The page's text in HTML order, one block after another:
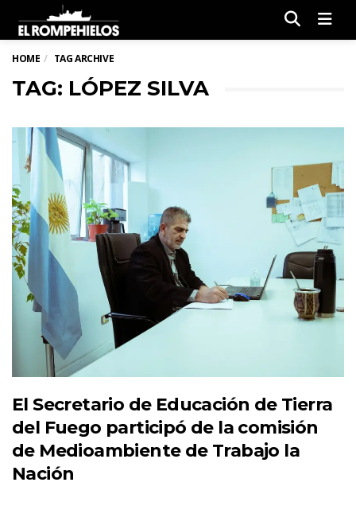
HOME TAG ARCHIVE
TAG: LÓPEZ SILVA
El Secretario de Educación de Tierra
del Fuego participó de la comisión
de Medioambiente de Trabajo la
Nación